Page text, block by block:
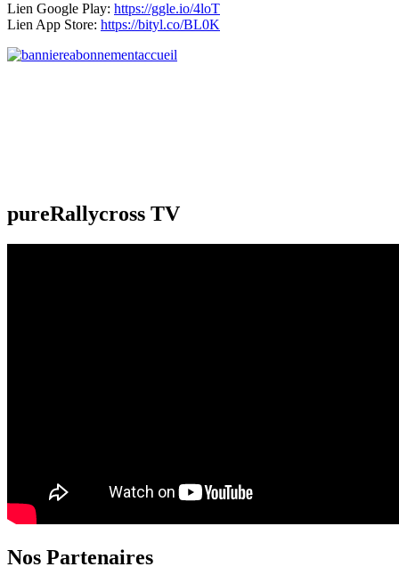
Lien Google Play: https://ggle.io/4loT
Lien App Store: https://bityl.co/BL0K
pureRallycross TV
Nos Partenaires